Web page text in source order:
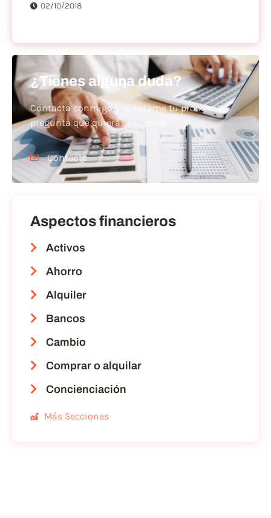
02/10/2018
¿Tienes alguna duda?
Contacta conmigo y cuéntame tu problema o
pregunta que quieras hacerme
Contacto
Aspectos financieros
Activos
Ahorro
Alquiler
Bancos
Cambio
Comprar o alquilar
Concienciación
Más Secciones